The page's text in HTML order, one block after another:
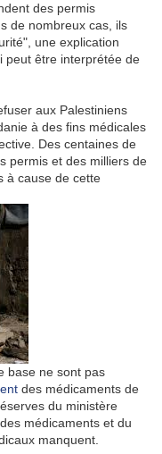
des permis
de nombreux cas, ils
une explication
peut être interprétée de
aux Palestiniens
à des fins médicales
Des centaines de
permis et des milliers de
à cause de cette
base ne sont pas
des médicaments de
du ministère
des médicaments et du
manquent.